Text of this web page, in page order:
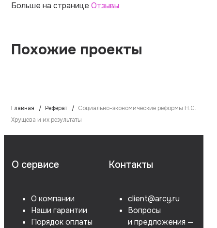
Больше на странице Отзывы
Похожие проекты
Главная Реферат
Социально-экономические реформы Н.С.
Хрущева и их результаты
О сервисе
О компании
Наши гарантии
Порядок оплаты
Контакты
client@arcy.ru
Вопросы
и предложения —